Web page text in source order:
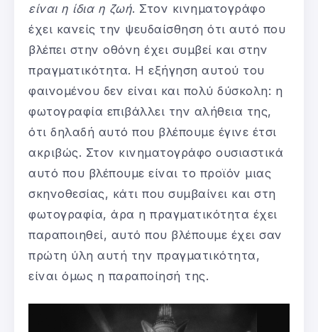
είναι η ίδια η ζωή. Στον κινηματογράφο
έχει κανείς την ψευδαίσθηση ότι αυτό που
βλέπει στην οθόνη έχει συμβεί και στην
πραγματικότητα. Η εξήγηση αυτού του
φαινομένου δεν είναι και πολύ δύσκολη: η
φωτογραφία επιβάλλει την αλήθεια της,
ότι δηλαδή αυτό που βλέπουμε έγινε έτσι
ακριβώς. Στον κινηματογράφο ουσιαστικά
αυτό που βλέπουμε είναι το προϊόν μιας
σκηνοθεσίας, κάτι που συμβαίνει και στη
φωτογραφία, άρα η πραγματικότητα έχει
παραποιηθεί, αυτό που βλέπουμε έχει σαν
πρώτη ύλη αυτή την πραγματικότητα,
είναι όμως η παραποίησή της.